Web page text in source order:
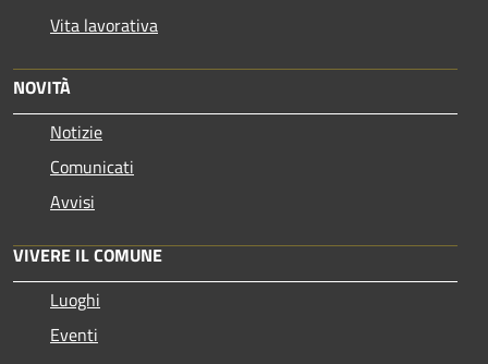
Vita lavorativa
NOVITÀ
Notizie
Comunicati
Avvisi
VIVERE IL COMUNE
Luoghi
Eventi